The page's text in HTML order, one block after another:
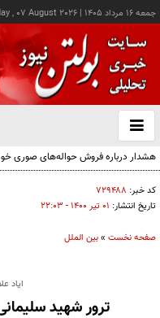
جمعه ۱۶ مرداد ۱۴۰۵ |
, 07 August 2026
باز
و
هشدار درباره فروش حواله‌های صوری
کد خبر: ۷۲۹۴۸۸
تاریخ انتشار: ۰۱ تير ۱۴۰۰ - ۲۲:۰۳
صفحه نخست »بین الملل
ایاد
ترور شهید